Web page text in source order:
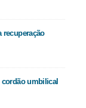
recuperação
umbilical